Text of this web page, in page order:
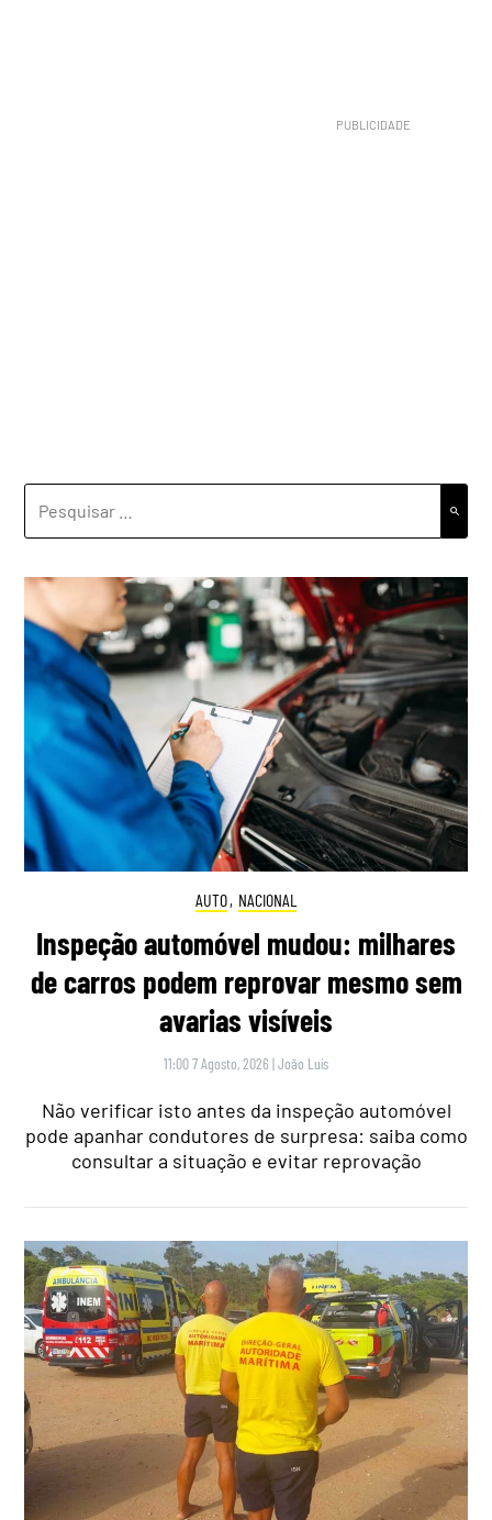
POR:
AUTO, NACIONAL
Inspeção automóvel mudou: milhares
de carros podem reprovar mesmo sem
avarias visíveis
11:00 7 Agosto, 2026 |João Luís
Não verificar isto antes da inspeção automóvel
pode apanhar condutores de surpresa: saiba como
consultar a situação e evitar reprovação